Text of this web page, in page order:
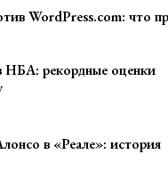
WordPress.com: что
НБА: рекордные оценки
в «Реале»: история